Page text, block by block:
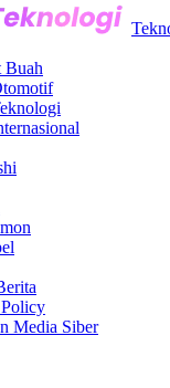
Buah
Media Siber